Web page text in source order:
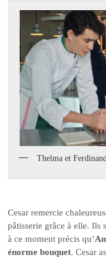
Thelma et
Cesar remercie
pâtisserie grâce à elle. Ils
à ce moment précis qu’
énorme bouquet. Cesar